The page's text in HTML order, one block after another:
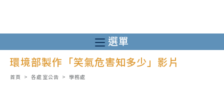
至
主
要
選單
環境部製作「笑氣危害知多少」影片
首頁 > 各處室公告 > 學務處